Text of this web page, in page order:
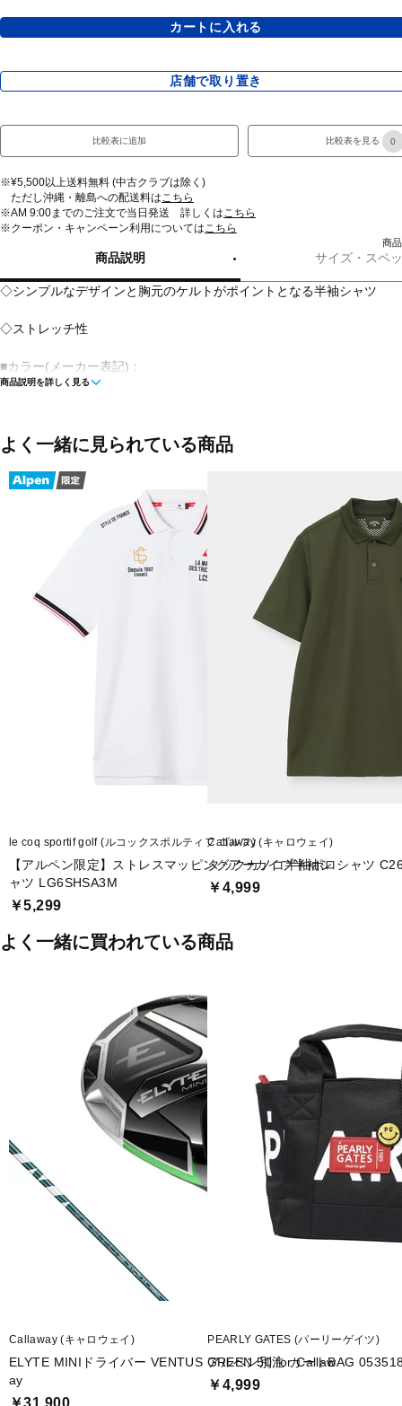
カートに入れる
店舗で取り置き
比較表に追加 比較表を見る 0
※¥5,500以上送料無料 (中古クラブは除く)
ただし沖縄・離島への配送料はこちら
※AM 9:00までのご注文で当日発送 詳しくはこちら
※クーポン・キャンペーン利用についてはこちら
商
商品説明 サイズ・スペ
◇シンプルなデザインと胸元のケルトがポイントとなる半袖シャツ
◇ストレッチ性
■カラー(メーカー表記)：
ピンク(090：ピンク)
ン35％
■メーカー型番：0425260801
商品説明を詳しく見る
よく一緒に見られている商品
le coq sportif golf (ルコックスポルティフ ゴルフ)
【アルペン限定】ストレスマッピングアーカイブ半袖シ
ャツ LG6SHSA3M
￥5,299
Callaway (キャロウェイ)
タックカノコ半袖ポロシャツ
￥4,999
よく一緒に買われている商品
Callaway (キャロウェイ)
ELYTE MINIドライバー VENTUS GREEN 50 for Callaw
ay
￥31,900
PEARLY GATES (パーリーゲイツ)
アルペン別注 カートBAG
￥4,999